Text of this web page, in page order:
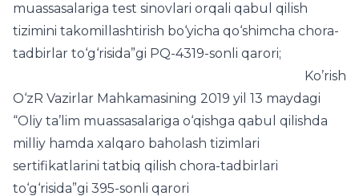
muassasalariga test sinovlari orqali qabul qilish
tizimini takomillashtirish bo‘yicha qo‘shimcha chora-
tadbirlar to‘g‘risida”gi PQ-4319-sonli qarori;
Ko’rish
O‘zR Vazirlar Mahkamasining 2019 yil 13 maydagi
“Oliy ta’lim muassasalariga o‘qishga qabul qilishda
milliy hamda xalqaro baholash tizimlari
sertifikatlarini tatbiq qilish chora-tadbirlari
to‘g‘risida”gi 395-sonli qarori